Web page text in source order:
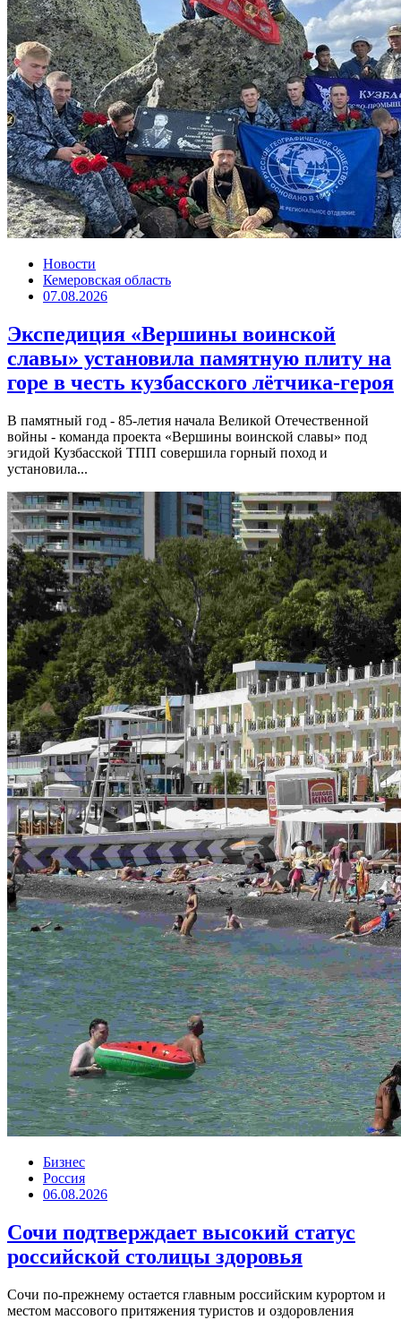
Новости
Кемеровская область
07.08.2026
Экспедиция «Вершины воинской
славы» установила памятную плиту на
горе в честь кузбасского лётчика-героя
В памятный год - 85-летия начала Великой Отечественной
войны - команда проекта «Вершины воинской славы» под
эгидой Кузбасской ТПП совершила горный поход и
установила...
Бизнес
Россия
06.08.2026
Сочи подтверждает высокий статус
российской столицы здоровья
Сочи по-прежнему остается главным российским курортом и
местом массового притяжения туристов и оздоровления